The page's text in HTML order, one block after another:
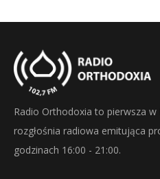
Radio Orthodoxia to pierwsza w
rozgłośnia radiowa emitująca
godzinach 16:00 - 21:00.